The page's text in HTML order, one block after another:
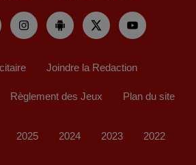
Joindre la Redaction
Règlement des Jeux Plan du site
2025 2024 2023 2022